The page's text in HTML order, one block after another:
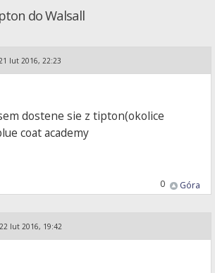
do Walsall
lut 2016, 22:23
dostene sie z tipton(okolice
coat academy
Góra
0
22 lut 2016, 19:42